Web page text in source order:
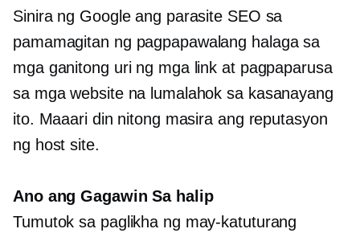
Sinira ng Google ang parasite SEO sa
pamamagitan ng pagpapawalang halaga sa
mga ganitong uri ng mga link at pagpaparusa
sa mga website na lumalahok sa kasanayang
ito. Maaari din nitong masira ang reputasyon
ng host site.
Ano ang Gagawin Sa halip
Tumutok sa paglikha ng may-katuturang